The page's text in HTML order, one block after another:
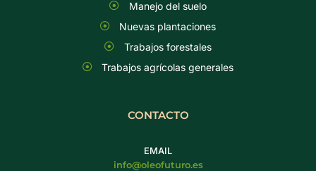
Manejo del suelo
Nuevas plantaciones
Trabajos forestales
Trabajos agrícolas generales
CONTACTO
EMAIL
info@oleofuturo.es